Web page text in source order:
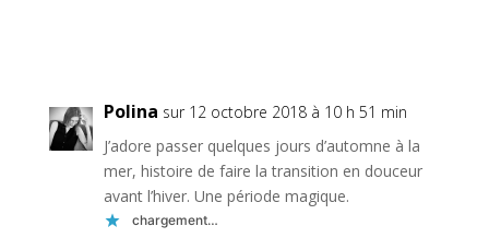
Polina sur 12 octobre 2018 à 10 h 51 min
J’adore passer quelques jours d’automne à la
mer, histoire de faire la transition en douceur
avant l’hiver. Une période magique.
chargement…